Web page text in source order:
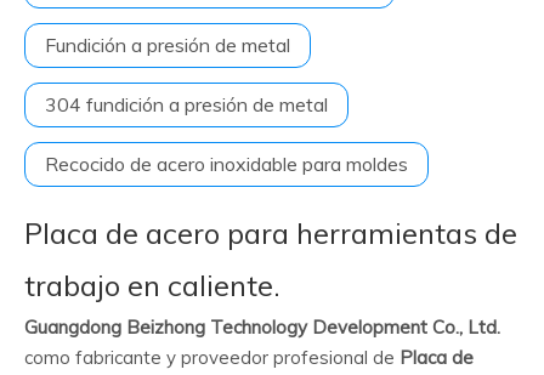
Fundición a presión de metal
304 fundición a presión de metal
Recocido de acero inoxidable para moldes
Placa de acero para herramientas de
trabajo en caliente.
Guangdong Beizhong Technology Development Co., Ltd.
como fabricante y proveedor profesional de Placa de